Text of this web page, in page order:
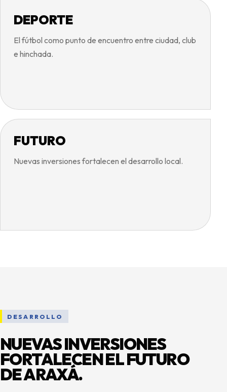
DEPORTE
El fútbol como punto de encuentro entre ciudad, club
e hinchada.
FUTURO
Nuevas inversiones fortalecen el desarrollo local.
DESARROLLO
NUEVAS INVERSIONES
FORTALECEN EL FUTURO
DE ARAXÁ.